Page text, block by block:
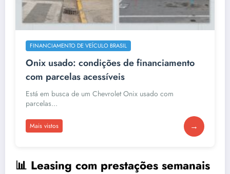
FINANCIAMENTO DE VEÍCULO BRASIL
Onix usado: condições de financiamento
com parcelas acessíveis
Está em busca de um Chevrolet Onix usado com
parcelas...
Mais vistos →
📊 Leasing com prestações semanais